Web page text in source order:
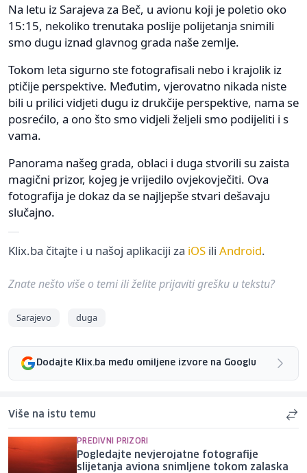
Na letu iz Sarajeva za Beč, u avionu koji je poletio oko
15:15, nekoliko trenutaka poslije polijetanja snimili
smo dugu iznad glavnog grada naše zemlje.
Tokom leta sigurno ste fotografisali nebo i krajolik iz
ptičije perspektive. Međutim, vjerovatno nikada niste
bili u prilici vidjeti dugu iz drukčije perspektive, nama se
posrećilo, a ono što smo vidjeli željeli smo podijeliti i s
vama.
Panorama našeg grada, oblaci i duga stvorili su zaista
magični prizor, kojeg je vrijedilo ovjekovječiti. Ova
fotografija je dokaz da se najljepše stvari dešavaju
slučajno.
Klix.ba čitajte i u našoj aplikaciji za iOS ili Android.
Znate nešto više o temi ili želite prijaviti grešku u tekstu?
Sarajevo duga
Dodajte Klix.ba među omiljene izvore na Googlu
Više na istu temu
PREDIVNI PRIZORI
Pogledajte nevjerojatne fotografije
slijetanja aviona snimljene tokom zalaska